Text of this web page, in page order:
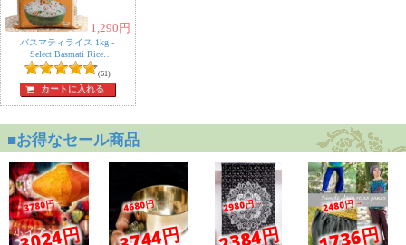
いろいろ使えそうで楽しみです。
でも、賞味期限が近かったので、残念です。
バスマティライス 1kg -
Select Basmati Rice
【Ambika】
1,290 円
(61)
カートに入れる